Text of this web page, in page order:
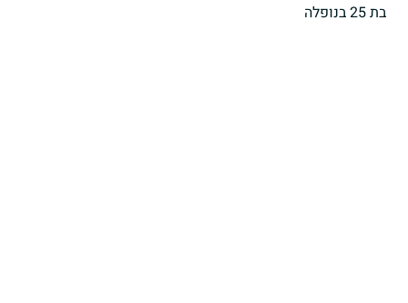
בת 25 בנופלה